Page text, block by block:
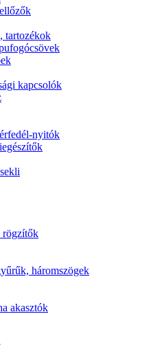
tartozékok
kapcsolók
nyitók
rögzítők
háromszögek
akasztók